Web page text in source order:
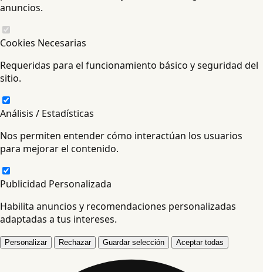
anuncios.
Cookies Necesarias
Requeridas para el funcionamiento básico y seguridad del
sitio.
Análisis / Estadísticas
Nos permiten entender cómo interactúan los usuarios
para mejorar el contenido.
Publicidad Personalizada
Habilita anuncios y recomendaciones personalizadas
adaptadas a tus intereses.
Personalizar Rechazar Guardar selección Aceptar todas